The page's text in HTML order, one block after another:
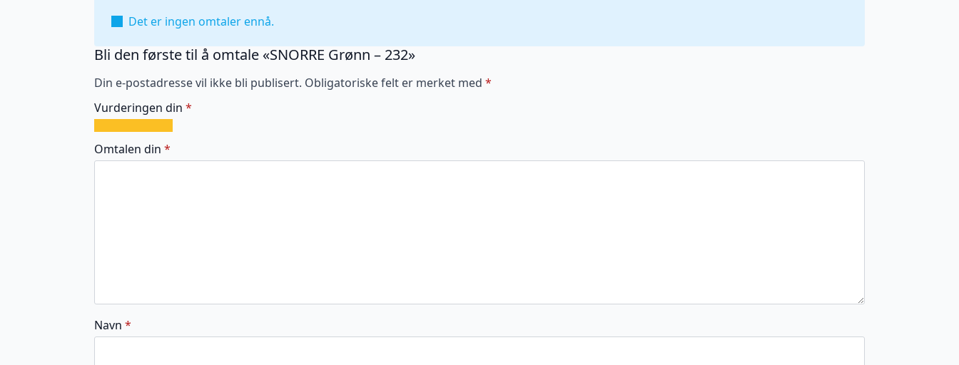
Det er ingen omtaler ennå.
Bli den første til å omtale «SNORRE Grønn – 232»
Din e-postadresse vil ikke bli publisert. Obligatoriske felt er merket med *
Vurderingen din *
av
5
av
5
av
5
av
5
av
5
Omtalen din *
Navn *